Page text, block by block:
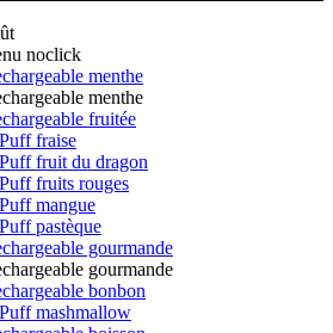
noclick
menthe
menthe
fruitée
Puff fraise
Puff fruit du dragon
Puff fruits rouges
Puff mangue
Puff pastèque
gourmande
gourmande
bonbon
Puff mashmallow